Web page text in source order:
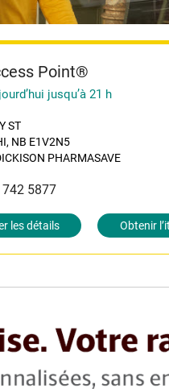
Point®
jusqu’à 21 h
ST
NB E1V2N5
PHARMASAVE
742 5877
les détails Obtenir